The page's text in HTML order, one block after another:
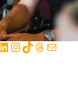
Instagram
TikTok
Threads
E-mail